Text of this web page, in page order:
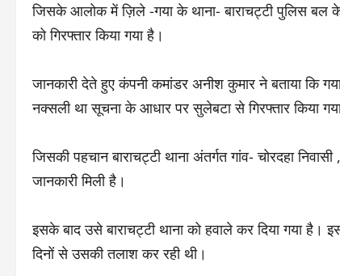
जिसके आलोक में ज़िले -गया के थाना- बाराचट्टी पुलिस बल के
को गिरफ्तार किया गया है।
जानकारी देते हुए कंपनी कमांडर अनीश कुमार ने बताया कि
नक्सली था सूचना के आधार पर सुलेबटा से गिरफ्तार किया
जिसकी पहचान बाराचट्टी थाना अंतर्गत गांव- चोरदहा
जानकारी मिली है।
इसके बाद उसे बाराचट्टी थाना को हवाले कर दिया गया
दिनों से उसकी तलाश कर रही थी।